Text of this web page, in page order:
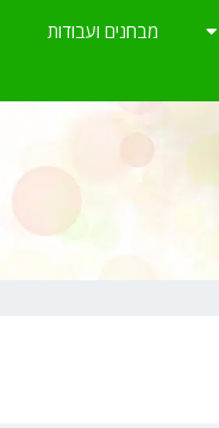
מבחנים ועבודות